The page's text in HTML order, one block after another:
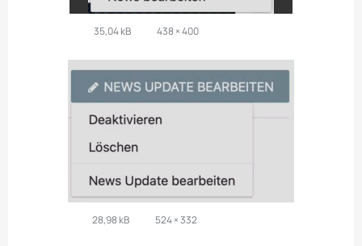
35,04 kB 438 × 400
28,98 kB 524 × 332